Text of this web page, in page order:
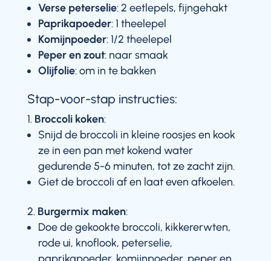
Verse peterselie: 2 eetlepels, fijngehakt
Paprikapoeder: 1 theelepel
Komijnpoeder: 1/2 theelepel
Peper en zout: naar smaak
Olijfolie: om in te bakken
Stap-voor-stap instructies:
Broccoli koken:
Snijd de broccoli in kleine roosjes en kook
ze in een pan met kokend water
gedurende 5-6 minuten, tot ze zacht zijn.
Giet de broccoli af en laat even afkoelen.
Burgermix maken:
Doe de gekookte broccoli, kikkererwten,
rode ui, knoflook, peterselie,